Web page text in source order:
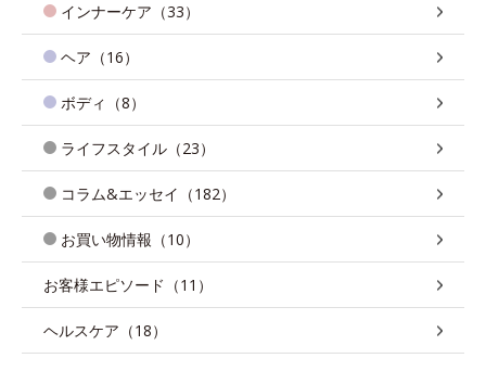
インナーケア（33）
ヘア（16）
ボディ（8）
ライフスタイル（23）
コラム&エッセイ（182）
お買い物情報（10）
お客様エピソード（11）
ヘルスケア（18）